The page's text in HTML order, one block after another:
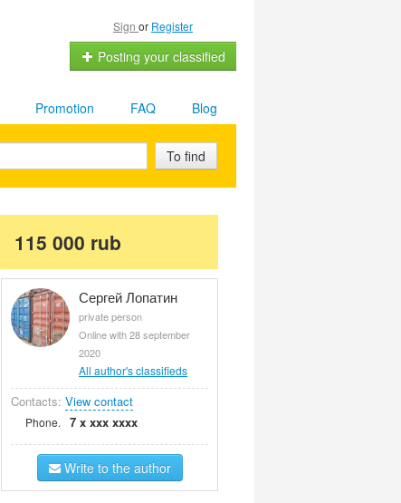
Sign or Register
Posting your classified
Blog
FAQ
Promotion
To find
115 000 rub
Сергей Лопатин
private person
Online with 28 september
2020
All author's classifieds
Contacts: View contact
Phone. 7 x xxx xxxx
Write to the author